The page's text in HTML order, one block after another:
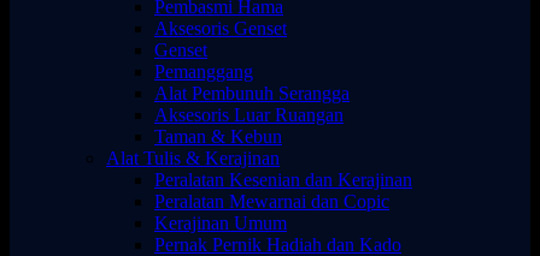
Pembasmi Hama
Aksesoris Genset
Genset
Pemanggang
Alat Pembunuh Serangga
Aksesoris Luar Ruangan
Taman & Kebun
Alat Tulis & Kerajinan
Peralatan Kesenian dan Kerajinan
Peralatan Mewarnai dan Copic
Kerajinan Umum
Pernak Pernik Hadiah dan Kado